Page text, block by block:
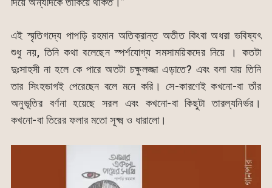
এই স্মৃতিগদ্যে পাপড়ি রহমান অতিক্রান্ত অতীত কিংবা অধরা ভবিষ্যৎ
শুধু নয়, তিনি কথা বলেছেন স্পর্শযোগ্য সমসাময়িকদের নিয়ে । কতটা
দুঃসাহসী না হলে কে পারে অতটা চক্ষুলজ্জা এড়াতে? এবং বলা যায় তিনি
তার সিংহভাগই পেরেছেন বলে মনে করি। সে-কারণেই কখনো-বা তাঁর
অনুভূতির বর্ণনা হয়েছে সরল এবং কখনো-বা কিছুটা তারল্যনির্ভর।
কখনো-বা তিরের ফলার মতো সূক্ষ্ম ও ধারালো।